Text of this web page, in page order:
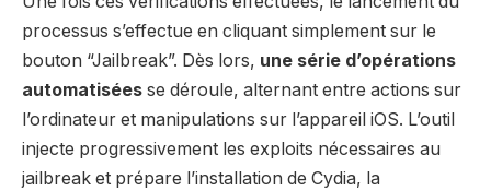
processus s’effectue en cliquant simplement sur le
bouton “Jailbreak”. Dès lors, une série d’opérations
automatisées se déroule, alternant entre actions sur
l’ordinateur et manipulations sur l’appareil iOS. L’outil
injecte progressivement les exploits nécessaires au
jailbreak et prépare l’installation de Cydia, la